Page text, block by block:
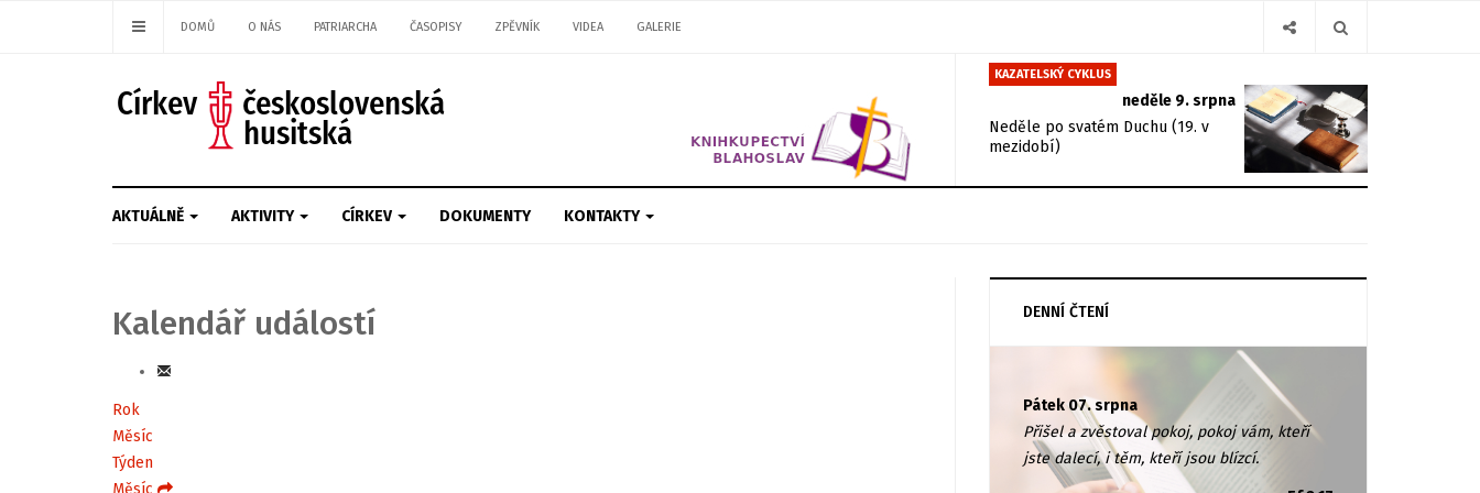
DOMŮ O NÁS PATRIARCHA ČASOPISY ZPĚVNÍK VIDEA GALERIE
KAZATELSKÝ CYKLUS
neděle 9. srpna
Neděle po svatém Duchu (19. v
mezidobí)
AKTUÁLNĚ AKTIVITY CÍRKEV DOKUMENTY KONTAKTY
Kalendář událostí
Rok
Měsíc
Týden
Měsíc
DENNÍ ČTENÍ
Pátek 07. srpna
Přišel a zvěstoval pokoj, pokoj vám, kteří
jste dalecí, i těm, kteří jsou blízcí.